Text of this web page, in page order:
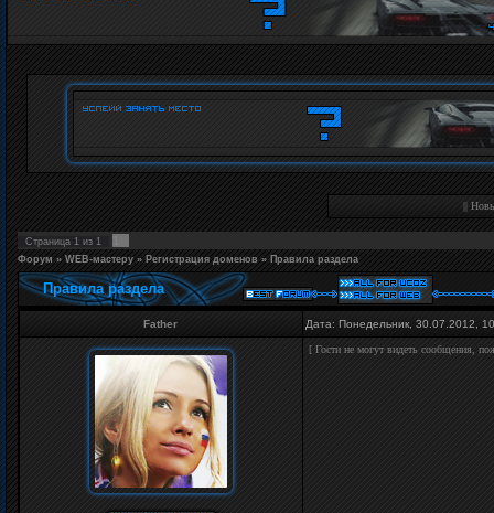
||
Страница 1 из 1
Форум » WEB-мастеру » Регистрация доменов » Правила раздела
Правила раздела
Father Дата: Понедельник, 30.07.2012,
[ Гости не могут видеть сообщения,